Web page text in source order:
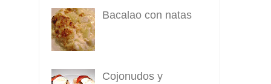
Bacalao con natas
Cojonudos y